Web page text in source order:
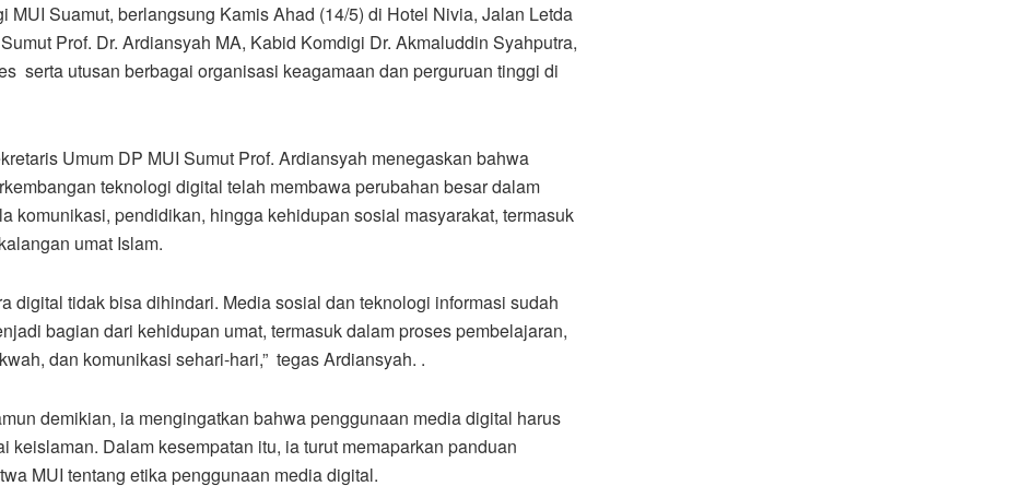
Suamut, berlangsung Kamis Ahad (14/5) di Hotel Nivia, Jalan Letda
Prof. Dr. Ardiansyah MA, Kabid Komdigi Dr. Akmaluddin Syahputra,
serta utusan berbagai organisasi keagamaan dan perguruan tinggi di
Umum DP MUI Sumut Prof. Ardiansyah menegaskan bahwa
teknologi digital telah membawa perubahan besar dalam
komunikasi, pendidikan, hingga kehidupan sosial masyarakat, termasuk
umat Islam.
digital tidak bisa dihindari. Media sosial dan teknologi informasi sudah
bagian dari kehidupan umat, termasuk dalam proses pembelajaran,
dan komunikasi sehari-hari,” tegas Ardiansyah. .
demikian, ia mengingatkan bahwa penggunaan media digital harus
Dalam kesempatan itu, ia turut memaparkan panduan
MUI tentang etika penggunaan media digital.